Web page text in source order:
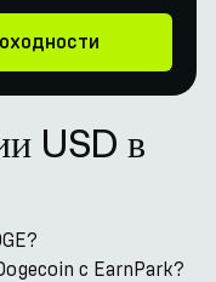
USD в
с EarnPark?